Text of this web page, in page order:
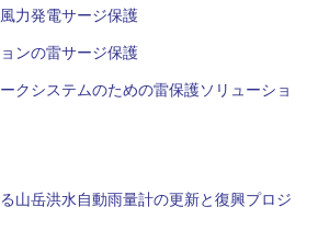
力発電サージ保護
ンの雷サージ保護
クシステムのための雷保護ソリューショ
山岳洪水自動雨量計の更新と復興プロジ